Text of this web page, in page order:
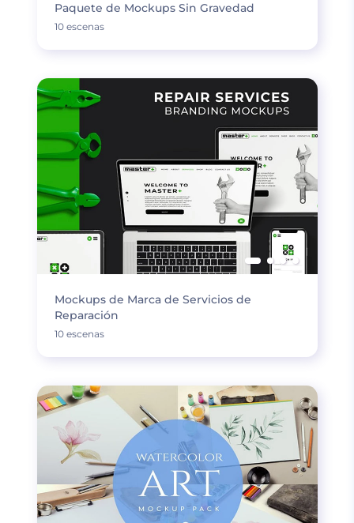
Paquete de Mockups Sin Gravedad
10 escenas
Mockups de Marca de Servicios de
Reparación
10 escenas